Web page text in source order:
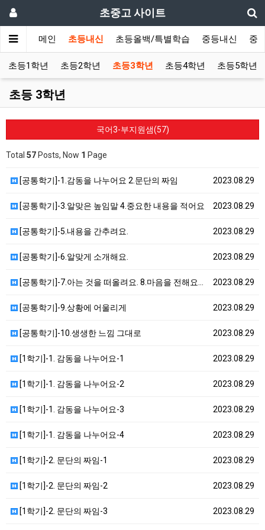
초중고 사이트
메인 초등내신 초등올백/특별학습 중등내신 중
초등1학년 초등2학년 초등3학년 초등4학년 초등5학년
초등 3학년
국어3-부지원샘(57)
Total 57 Posts, Now 1 Page
2023.08.29
[공통학기]-1.감동을 나누어요 2.문단의 짜임
2023.08.29
[공통학기]-3.알맞은 높임말 4.중요한 내용을 적어요
2023.08.29
[공통학기]-5.내용을 간추려요.
2023.08.29
[공통학기]-6.알맞게 소개해요.
2023.08.29
[공통학기]-7.아는 것을 떠올려요. 8.마음을 전해요…
2023.08.29
[공통학기]-9.상황에 어울리게
2023.08.29
[공통학기]-10.생생한 느낌 그대로
2023.08.29
[1학기]-1. 감동을 나누어요-1
2023.08.29
[1학기]-1. 감동을 나누어요-2
2023.08.29
[1학기]-1. 감동을 나누어요-3
2023.08.29
[1학기]-1. 감동을 나누어요-4
2023.08.29
[1학기]-2. 문단의 짜임-1
2023.08.29
[1학기]-2. 문단의 짜임-2
2023.08.29
[1학기]-2. 문단의 짜임-3